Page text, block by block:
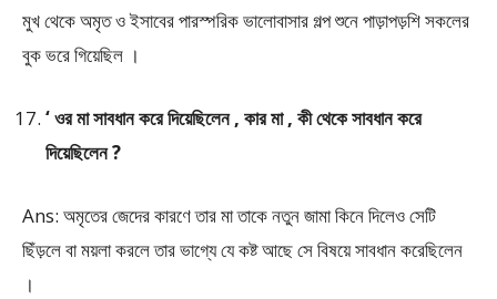
মুখ থেকে অমৃত ও ইসাবের পারস্পরিক ভালোবাসার গল্প শুনে পাড়াপড়শি সকলের
বুক ভরে গিয়েছিল ।
‘ ওর মা সাবধান করে দিয়েছিলেন , কার মা , কী থেকে সাবধান করে
দিয়েছিলেন ?
Ans: অমৃতের জেদের কারণে তার মা তাকে নতুন জামা কিনে দিলেও সেটি
ছিঁড়লে বা ময়লা করলে তার ভাগ্যে যে কষ্ট আছে সে বিষয়ে সাবধান করেছিলেন
।